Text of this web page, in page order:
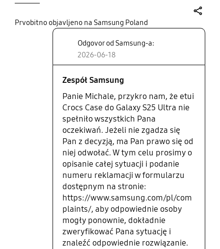
Prvobitno objavljeno na Samsung Poland
Odgovor od Samsung-a:
2026-06-18
Zespół Samsung
Panie Michale, przykro nam, że etui
Crocs Case do Galaxy S25 Ultra nie
spełniło wszystkich Pana
oczekiwań. Jeżeli nie zgadza się
Pan z decyzją, ma Pan prawo się od
niej odwołać. W tym celu prosimy o
opisanie całej sytuacji i podanie
numeru reklamacji w formularzu
dostępnym na stronie:
https://www.samsung.com/pl/com
plaints/, aby odpowiednie osoby
mogły ponownie, dokładnie
zweryfikować Pana sytuację i
znaleźć odpowiednie rozwiązanie.